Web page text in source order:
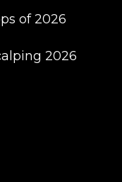
of 2026
2026